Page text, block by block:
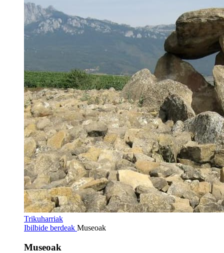
Trikuharriak
Ibilbide berdeak Museoak
Museoak